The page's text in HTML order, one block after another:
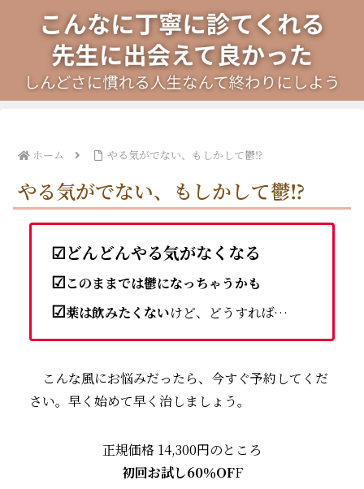
ホーム やる気がでない、もしかして鬱⁉️
やる気がでない、もしかして鬱⁉️
☑どんどんやる気がなくなる
☑このままでは鬱になっちゃうかも
☑薬は飲みたくないけど、どうすれば…
こんな風にお悩みだったら、今すぐ予約してくだ
さい。早く始めて早く治しましょう。
正規価格 14,300円のところ
初回お試し60％OFF